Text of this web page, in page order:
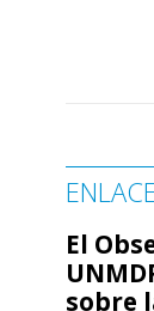
El
sobre